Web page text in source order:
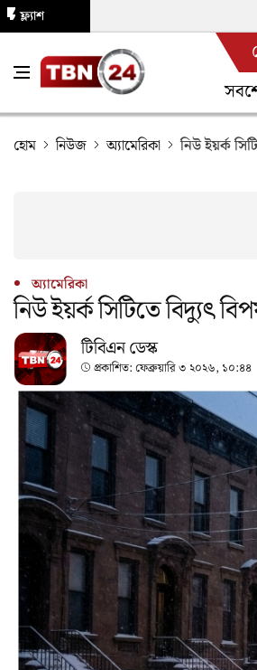
ফ্ল্যাশ
হোম নিউজ অ্যামেরিকা নিউ ইয়র্ক
অ্যামেরিকা
নিউ ইয়র্ক সিটিতে বিদ্যুৎ
টিবিএন ডেস্ক
প্রকাশিত: ফেব্রুয়ারি ৩ ২০২৬, ১০:৪৪